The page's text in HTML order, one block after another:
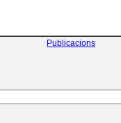
Publicacions